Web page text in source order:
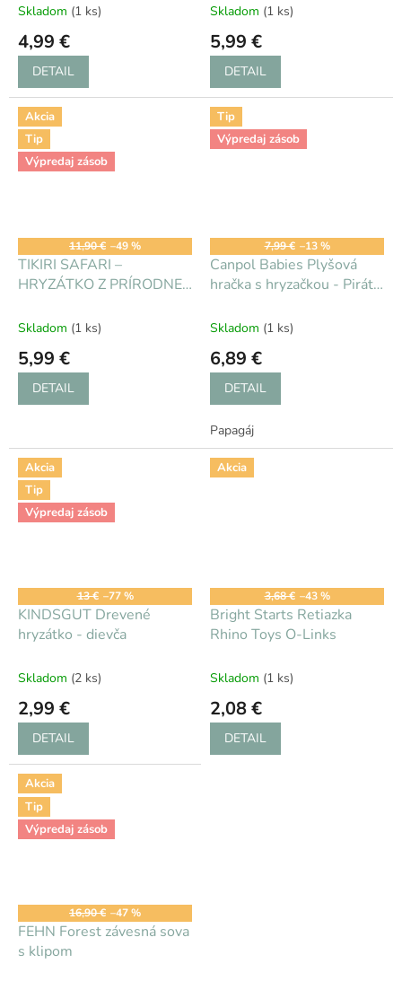
Skladom (1 ks)
4,99 €
DETAIL
Skladom (1 ks)
5,99 €
DETAIL
Akcia
Tip
Výpredaj zásob
11,90 € –49 %
TIKIRI SAFARI –
HRYZÁTKO Z PRÍRODNEJ
Skladom (1 ks)
5,99 €
DETAIL
Tip
Výpredaj zásob
7,99 € –13 %
Canpol Babies Plyšová
hračka s hryzačkou - Piráti
Skladom (1 ks)
6,89 €
DETAIL
Papagáj
Akcia
Tip
Výpredaj zásob
13 € –77 %
KINDSGUT Drevené
hryzátko - dievča
Skladom (2 ks)
2,99 €
DETAIL
Akcia
3,68 € –43 %
Bright Starts Retiazka
Rhino Toys O-Links
Skladom (1 ks)
2,08 €
DETAIL
Akcia
Tip
Výpredaj zásob
16,90 € –47 %
FEHN Forest závesná sova
s klipom